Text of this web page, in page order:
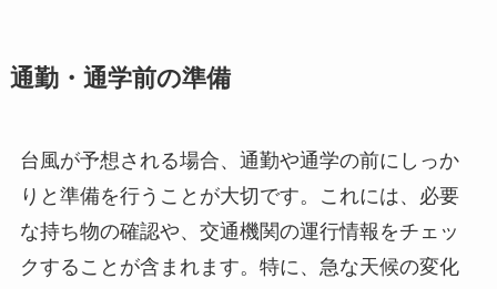
通勤・通学前の準備
台風が予想される場合、通勤や通学の前にしっか
りと準備を行うことが大切です。これには、必要
な持ち物の確認や、交通機関の運行情報をチェッ
クすることが含まれます。特に、急な天候の変化